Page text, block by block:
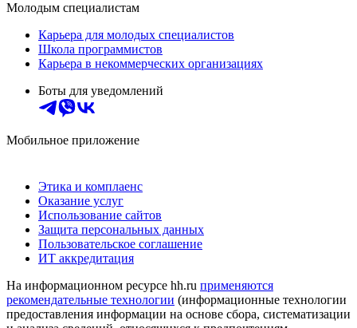
Молодым специалистам
Карьера для молодых специалистов
Школа программистов
Карьера в некоммерческих организациях
Боты для уведомлений
Мобильное приложение
Этика и комплаенс
Оказание услуг
Использование сайтов
Защита персональных данных
Пользовательское соглашение
ИТ аккредитация
На информационном ресурсе hh.ru применяются
рекомендательные технологии (информационные технологии
предоставления информации на основе сбора, систематизации